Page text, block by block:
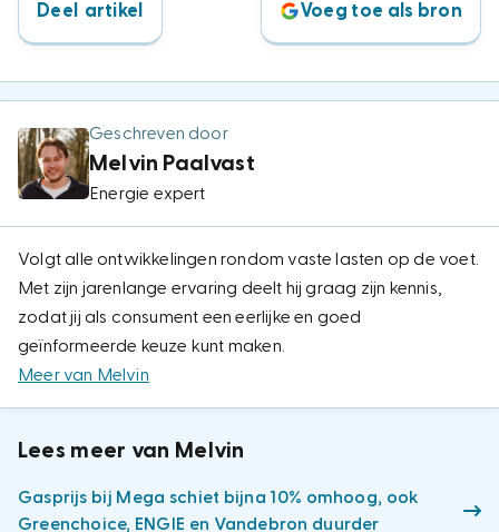
Deel artikel Voeg toe als bron
Geschreven door
Melvin Paalvast
Energie expert
Volgt alle ontwikkelingen rondom vaste lasten op de voet.
Met zijn jarenlange ervaring deelt hij graag zijn kennis,
zodat jij als consument een eerlijke en goed
geïnformeerde keuze kunt maken.
Meer van Melvin
Lees meer van Melvin
Gasprijs bij Mega schiet bijna 10% omhoog, ook
Greenchoice, ENGIE en Vandebron duurder